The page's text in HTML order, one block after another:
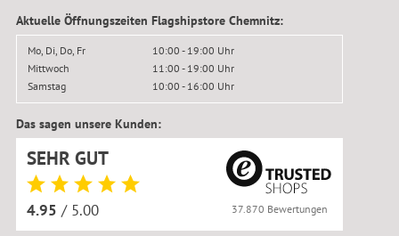
Aktuelle Öffnungszeiten Flagshipstore Chemnitz:
Mo, Di, Do, Fr
10:00 - 19:00 Uhr
Mittwoch
11:00 - 19:00 Uhr
Samstag
10:00 - 16:00 Uhr
Das sagen unsere Kunden:
SEHR GUT
4.95 / 5.00 37.870 Bewertungen